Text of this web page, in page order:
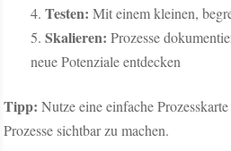
Testen: Mit einem kleinen,
Skalieren: Prozesse
neue Potenziale entdecken
Tipp: Nutze eine einfache
Prozesse sichtbar zu machen.